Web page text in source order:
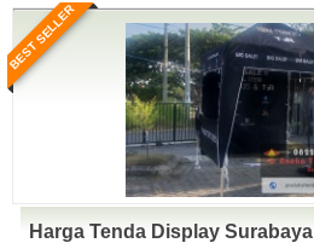
BEST SELLER
Harga Tenda Display Surabaya